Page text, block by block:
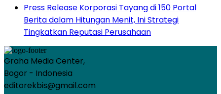
Press Release Korporasi Tayang di 150 Portal
Berita dalam Hitungan Menit, Ini Strategi
Tingkatkan Reputasi Perusahaan
Graha Media Center,
Bogor - Indonesia
editorekbis@gmail.com